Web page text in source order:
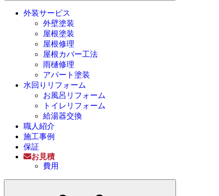
外装サービス
外壁塗装
屋根塗装
屋根修理
屋根カバー工法
雨樋修理
アパート塗装
水回りリフォーム
お風呂リフォーム
トイレリフォーム
給湯器交換
職人紹介
施工事例
保証
お見積
費用